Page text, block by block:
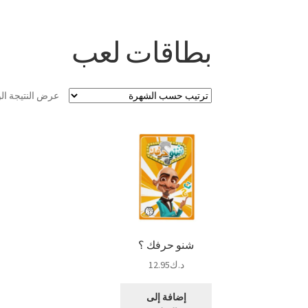
بطاقات لعب
عرض النتيجة
شنو حرفك ؟
د.ك12.95
إضافة إلى